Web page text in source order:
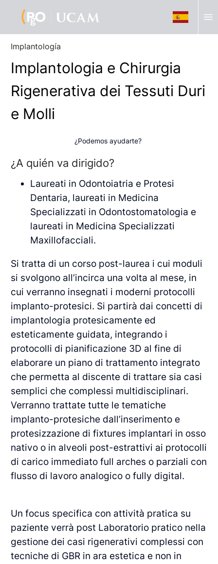
menu
Implantología
Implantologia e Chirurgia
Rigenerativa dei Tessuti Duri
e Molli
¿Podemos ayudarte?
¿A quién va dirigido?
Laureati in Odontoiatria e Protesi
Dentaria, laureati in Medicina
Specializzati in Odontostomatologia e
laureati in Medicina Specializzati
Maxillofacciali.
Si tratta di un corso post-laurea i cui moduli
si svolgono all’incirca una volta al mese, in
cui verranno insegnati i moderni protocolli
implanto-protesici. Si partirà dai concetti di
implantologia protesicamente ed
esteticamente guidata, integrando i
protocolli di pianificazione 3D al fine di
elaborare un piano di trattamento integrato
che permetta al discente di trattare sia casi
semplici che complessi multidisciplinari.
Verranno trattate tutte le tematiche
implanto-protesiche dall’inserimento e
protesizzazione di fixtures implantari in osso
nativo o in alveoli post-estrattivi ai protocolli
di carico immediato full arches o parziali con
flusso di lavoro analogico o fully digital.
Un focus specifica con attività pratica su
paziente verrà post Laboratorio pratico nella
gestione dei casi rigenerativi complessi con
tecniche di GBR in ara estetica e non in